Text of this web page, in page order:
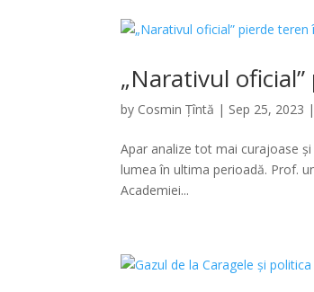
„Narativul
by Cosmin Țîntă | Sep 25, 2023 |
Apar analize tot mai curajoase
lumea în ultima perioadă. Prof.
Academiei...